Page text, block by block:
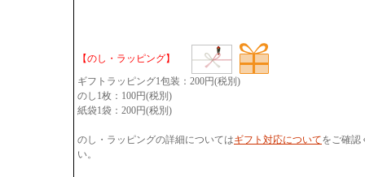
【のし・ラッピング】
ギフトラッピング1包装：200円(税別)
のし1枚：100円(税別)
紙袋1袋：200円(税別)
のし・ラッピングの詳細についてはギフト対応についてをご確認
い。